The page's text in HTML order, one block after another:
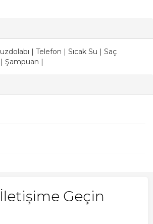
| Telefon | Sıcak Su | Saç
Şampuan |
Geçin